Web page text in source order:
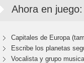
Ahora en juego:
Capitales de Europa
Escribe los planetas
Vocalista y grupo